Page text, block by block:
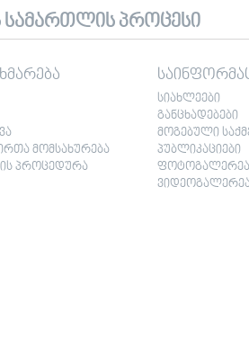
სამართლის პროცესი
მომსახურება
პროცედურა
სიახლეები
განცხადებები
მოგებული
პუბლიკაციები
ფოტოგალერეა